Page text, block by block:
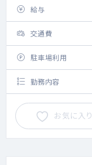
給与
交通費
駐車場利用
勤務内容
お気に入り